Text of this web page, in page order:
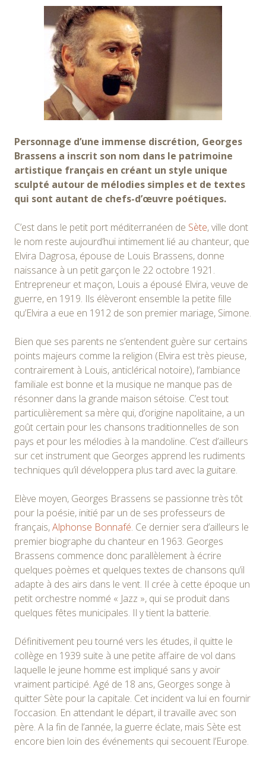
Personnage d’une immense discrétion, Georges
Brassens a inscrit son nom dans le patrimoine
artistique français en créant un style unique
sculpté autour de mélodies simples et de textes
qui sont autant de chefs-d’œuvre poétiques.
C’est dans le petit port méditerranéen de Sète, ville dont
le nom reste aujourd’hui intimement lié au chanteur, que
Elvira Dagrosa, épouse de Louis Brassens, donne
naissance à un petit garçon le 22 octobre 1921.
Entrepreneur et maçon, Louis a épousé Elvira, veuve de
guerre, en 1919. Ils élèveront ensemble la petite fille
qu’Elvira a eue en 1912 de son premier mariage, Simone.
Bien que ses parents ne s’entendent guère sur certains
points majeurs comme la religion (Elvira est très pieuse,
contrairement à Louis, anticlérical notoire), l’ambiance
familiale est bonne et la musique ne manque pas de
résonner dans la grande maison sétoise. C’est tout
particulièrement sa mère qui, d’origine napolitaine, a un
goût certain pour les chansons traditionnelles de son
pays et pour les mélodies à la mandoline. C’est d’ailleurs
sur cet instrument que Georges apprend les rudiments
techniques qu’il développera plus tard avec la guitare.
Elève moyen, Georges Brassens se passionne très tôt
pour la poésie, initié par un de ses professeurs de
français,Alphonse Bonnafé. Ce dernier sera d’ailleurs le
premier biographe du chanteur en 1963. Georges
Brassens commence donc parallèlement à écrire
quelques poèmes et quelques textes de chansons qu’il
adapte à des airs dans le vent. Il crée à cette époque un
petit orchestre nommé « Jazz », qui se produit dans
quelques fêtes municipales. Il y tient la batterie.
Définitivement peu tourné vers les études, il quitte le
collège en 1939 suite à une petite affaire de vol dans
laquelle le jeune homme est impliqué sans y avoir
vraiment participé. Agé de 18 ans, Georges songe à
quitter Sète pour la capitale. Cet incident va lui en fournir
l’occasion. En attendant le départ, il travaille avec son
père. A la fin de l’année, la guerre éclate, mais Sète est
encore bien loin des événements qui secouent l’Europe.